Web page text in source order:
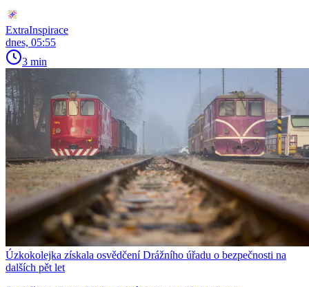
ExtraInspirace
dnes, 05:55
3 min
Úzkokolejka získala osvědčení Drážního úřadu o bezpečnosti na
dalších pět let